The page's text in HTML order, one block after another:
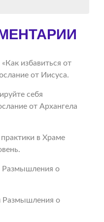
«Как избавиться от
от Иисуса.
себя
от Архангела
в Храме
Размышления о
Размышления о